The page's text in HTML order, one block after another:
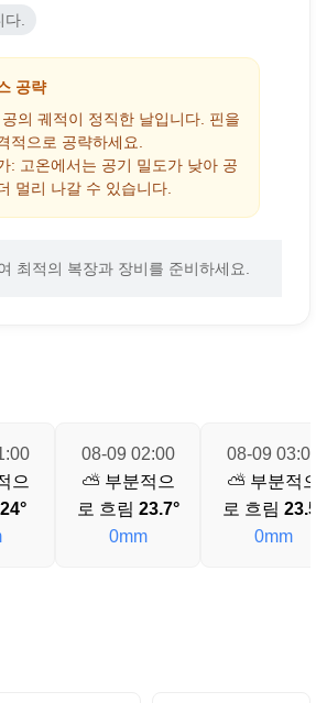
.
공략
의 궤적이 정직한 날입니다. 핀을
적으로 공략하세요.
: 고온에서는 공기 밀도가 낮아 공
멀리 나갈 수 있습니다.
최적의 복장과 장비를 준비하세요.
으
24°
08-09 02:00
⛅ 부분적으
로 흐림 23.7°
0mm
08-09 03:00
⛅ 부분적으
로 흐림 23.5°
0mm